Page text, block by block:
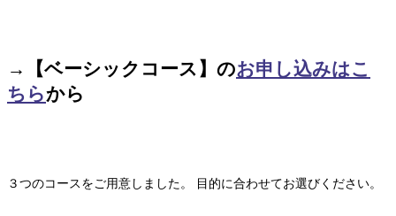
→【ベーシックコース】のお申し込みはこ
ちらから
３つのコースをご用意しました。 目的に合わせてお選びください。